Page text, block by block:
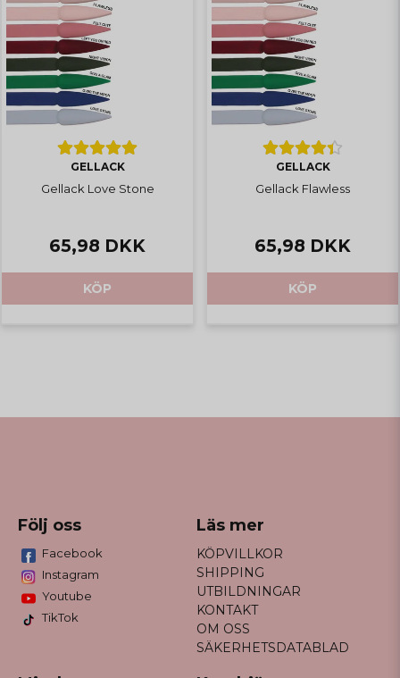
GELLACK
Gellack Love Stone
65,98 DKK
KÖP
GELLACK
Gellack Flawless
65,98 DKK
KÖP
Följ oss
Facebook
Instagram
Youtube
TikTok
Läs mer
KÖPVILLKOR
SHIPPING
UTBILDNINGAR
KONTAKT
OM OSS
SÄKERHETSDATABLAD